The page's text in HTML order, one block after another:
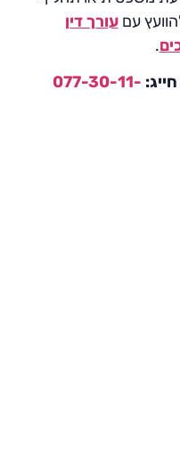
עםעורך דין
.
077-30-11-